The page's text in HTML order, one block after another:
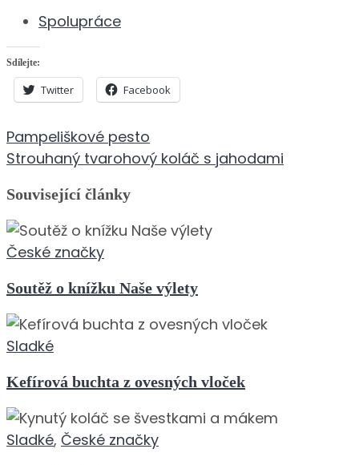
Spolupráce
Sdílejte:
Twitter Facebook
Navigace
pro
Pampeliškové pesto
Strouhaný tvarohový koláč s jahodami
Související články
České značky
Soutěž o knížku Naše výlety
Sladké
Kefírová buchta z ovesných vloček
Sladké, České značky